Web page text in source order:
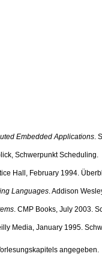
Embedded Applications.
Schwerpunkt Scheduling.
Hall, February 1994.
Languages. Addison
. CMP Books, July 2003.
Media, January 1995.
angegeben.